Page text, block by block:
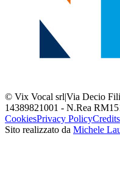
© Vix Vocal srl|Via Decio
14389821001 - N.Rea
CookiesPrivacy PolicyCredits
Sito realizzato da Michele